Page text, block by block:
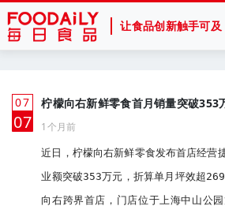
让食品创新触手可及
07
月
07
柠檬向右新鲜零食首月销量突破353
1个月前
近日，柠檬向右新鲜零食发布首店经营
业额突破353万元，折算单月坪效超
向右跨界首店，门店位于上海中山公